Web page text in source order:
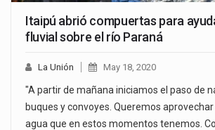
Itaipú abrió compuertas para
fluvial sobre el río Paraná
La Unión May 18, 2020
"A partir de mañana iniciamos el paso de
buques y convoyes. Queremos
agua que en estos momentos tenemos.